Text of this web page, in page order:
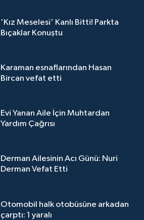
'Kız Meselesi' Kanlı Bitti! Parkta
Bıçaklar Konuştu
Karaman esnaflarından Hasan
Bircan vefat etti
Evi Yanan Aile İçin Muhtardan
Yardım Çağrısı
Derman Ailesinin Acı Günü: Nuri
Derman Vefat Etti
Otomobil halk otobüsüne arkadan
çarptı: 1 yaralı